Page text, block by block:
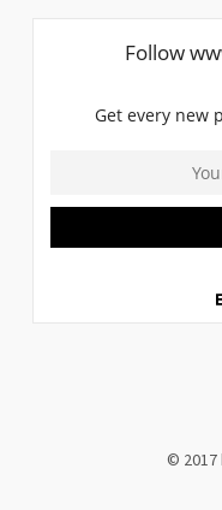
© 2017